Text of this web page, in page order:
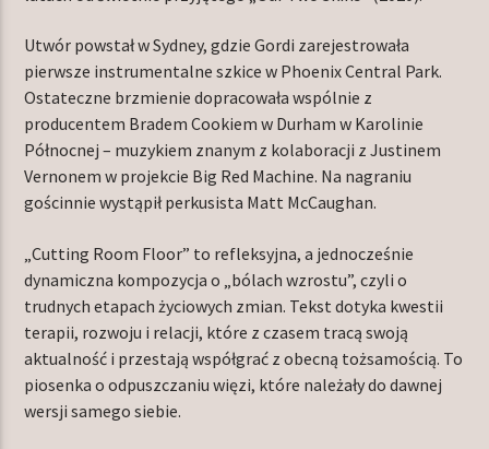
LIGHT ORBIT
06:00 12:00
Radio Orbit
Utwór powstał w Sydney, gdzie Gordi zarejestrowała
pierwsze instrumentalne szkice w Phoenix Central Park.
Ostateczne brzmienie dopracowała wspólnie z
producentem Bradem Cookiem w Durham w Karolinie
Północnej – muzykiem znanym z kolaboracji z Justinem
Vernonem w projekcie Big Red Machine. Na nagraniu
gościnnie wystąpił perkusista Matt McCaughan.
„Cutting Room Floor” to refleksyjna, a jednocześnie
dynamiczna kompozycja o „bólach wzrostu”, czyli o
trudnych etapach życiowych zmian. Tekst dotyka kwestii
terapii, rozwoju i relacji, które z czasem tracą swoją
aktualność i przestają współgrać z obecną tożsamością. To
piosenka o odpuszczaniu więzi, które należały do dawnej
wersji samego siebie.